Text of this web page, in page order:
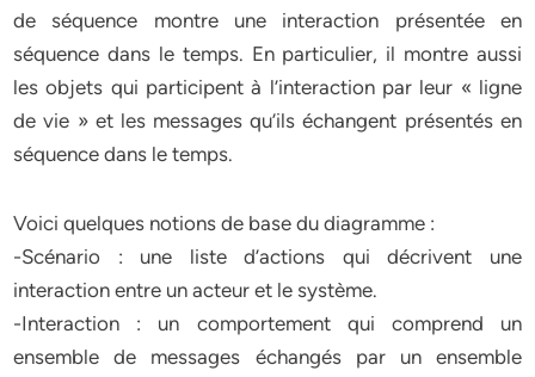
de séquence montre une interaction présentée en
séquence dans le temps. En particulier, il montre aussi
les objets qui participent à l’interaction par leur « ligne
de vie » et les messages qu’ils échangent présentés en
séquence dans le temps.
Voici quelques notions de base du diagramme :
-Scénario : une liste d’actions qui décrivent une
interaction entre un acteur et le système.
-Interaction : un comportement qui comprend un
ensemble de messages échangés par un ensemble